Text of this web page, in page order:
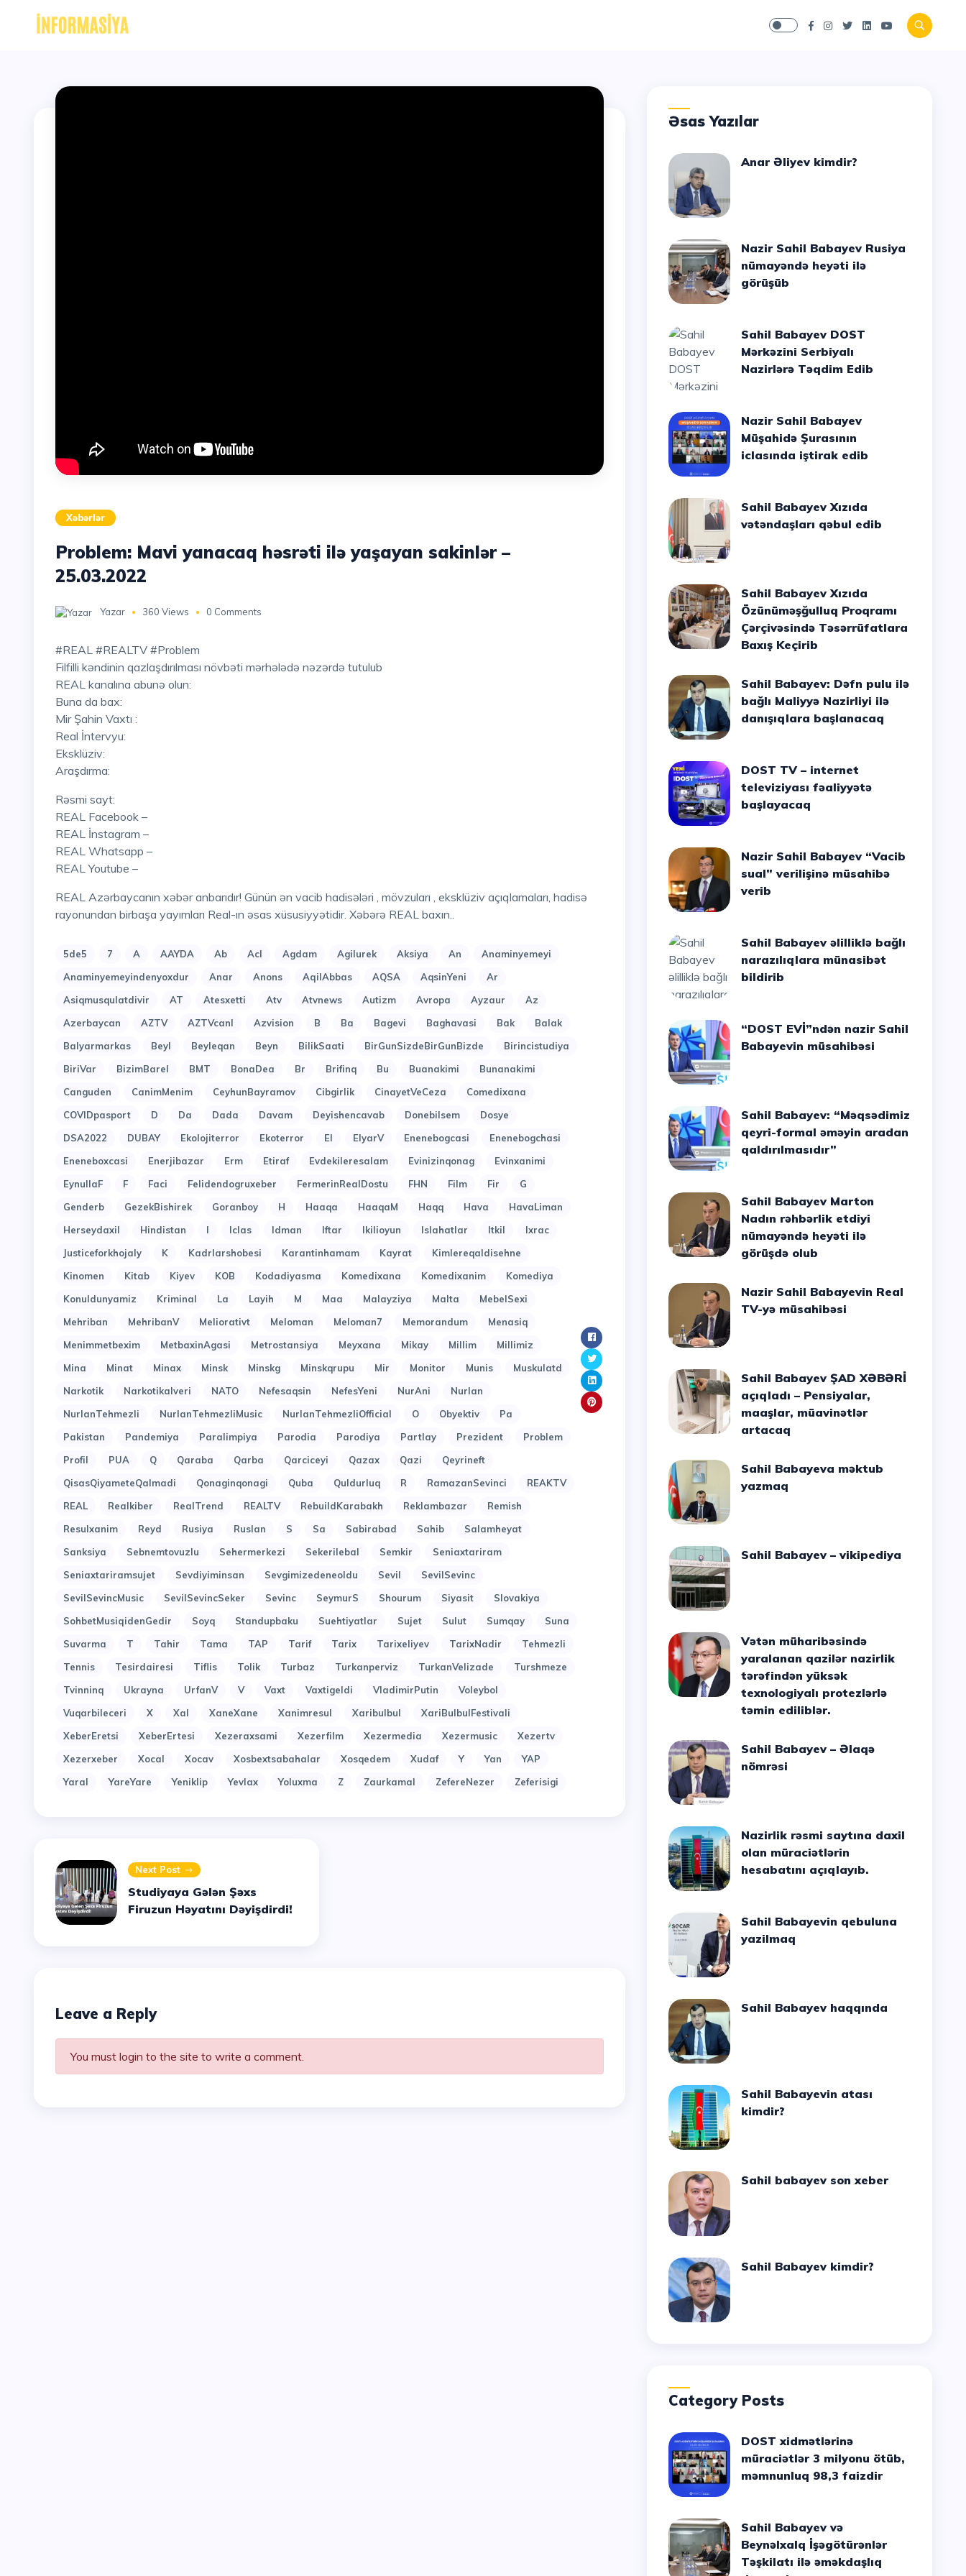
Xəbərlər
Problem: Mavi yanacaq həsrəti ilə yaşayan sakinlər –
25.03.2022
Yazar 360 Views 0 Comments
#REAL #REALTV #Problem
Filfilli kəndinin qazlaşdırılması növbəti mərhələdə nəzərdə tutulub
REAL kanalına abunə olun:
Buna da bax:
Mir Şahin Vaxtı :
Real İntervyu:
Eksklüziv:
Araşdırma:
Rəsmi sayt:
REAL Facebook –
REAL İnstagram –
REAL Whatsapp –
REAL Youtube –
REAL Azərbaycanın xəbər anbarıdır! Günün ən vacib hadisələri , mövzuları , eksklüziv açıqlamaları, hadisə
rayonundan birbaşa yayımları Real-ın əsas xüsusiyyətidir. Xəbərə REAL baxın..
5de5 7 A AAYDA Ab Acl Agdam Agilurek Aksiya An
Anaminyemeyi
Anaminyemeyindenyoxdur
Anar Anons AqilAbbas AQSA AqsinYeni
Ar
Asiqmusqulatdivir
AT Atesxetti Atv Atvnews Autizm Avropa Ayzaur
Az
Azerbaycan
AZTV AZTVcanl Azvision B Ba Bagevi Baghavasi Bak
Balak
Balyarmarkas
Beyl Beyleqan Beyn BilikSaati BirGunSizdeBirGunBizde
Birincistudiya
BiriVar
BizimBarel BMT BonaDea Br Brifinq Bu Buanakimi
Bunanakimi
Canguden
CanimMenim CeyhunBayramov Cibgirlik CinayetVeCeza
Comedixana
COVIDpasport
D Da Dada Davam Deyishencavab Donebilsem
Dosye
DSA2022
DUBAY Ekolojiterror Ekoterror El ElyarV Enenebogcasi
Enenebogchasi
Eneneboxcasi
Enerjibazar Erm Etiraf Evdekileresalam Evinizinqonag
Evinxanimi
EynullaF
F Faci Felidendogruxeber FermerinRealDostu FHN Film Fir
G
Genderb
GezekBishirek Goranboy H Haaqa HaaqaM Haqq Hava
HavaLiman
Herseydaxil
Hindistan I Iclas Idman Iftar Ikilioyun Islahatlar Itkil
Ixrac
Justiceforkhojaly
K Kadrlarshobesi Karantinhamam Kayrat
Kimlereqaldisehne
Kinomen
Kitab Kiyev KOB Kodadiyasma Komedixana Komedixanim
Komediya
Konuldunyamiz
Kriminal La Layih M Maa Malayziya Malta
MebelSexi
Mehriban
MehribanV Meliorativt Meloman Meloman7 Memorandum
Menasiq
Menimmetbexim
MetbaxinAgasi Metrostansiya Meyxana Mikay Millim
Millimiz
Mina
Minat Minax Minsk Minskg Minskqrupu Mir Monitor Munis
Muskulatd
Narkotik
Narkotikalveri NATO Nefesaqsin NefesYeni NurAni
Nurlan
NurlanTehmezli
NurlanTehmezliMusic NurlanTehmezliOfficial O Obyektiv
Pa
Pakistan
Pandemiya Paralimpiya Parodia Parodiya Partlay Prezident
Problem
Profil
PUA Q Qaraba Qarba Qarciceyi Qazax Qazi
Qeyrineft
QisasQiyameteQalmadi
Qonaginqonagi Quba Quldurluq R RamazanSevinci
REAKTV
REAL
Realkiber RealTrend REALTV RebuildKarabakh Reklambazar
Remish
Resulxanim
Reyd Rusiya Ruslan S Sa Sabirabad Sahib
Salamheyat
Sanksiya
Sebnemtovuzlu Sehermerkezi Sekerilebal Semkir
Seniaxtariram
Seniaxtariramsujet
Sevdiyiminsan Sevgimizedeneoldu Sevil
SevilSevinc
SevilSevincMusic
SevilSevincSeker Sevinc SeymurS Shourum Siyasit
Slovakiya
SohbetMusiqidenGedir
Soyq Standupbaku Suehtiyatlar Sujet Sulut Sumqay
Suna
Suvarma
T Tahir Tama TAP Tarif Tarix Tarixeliyev TarixNadir
Tehmezli
Tennis
Tesirdairesi Tiflis Tolik Turbaz Turkanperviz TurkanVelizade
Turshmeze
Tvinninq
Ukrayna UrfanV V Vaxt Vaxtigeldi VladimirPutin
Voleybol
Vuqarbileceri
X Xal XaneXane Xanimresul Xaribulbul
XariBulbulFestivali
XeberEretsi
XeberErtesi Xezeraxsami Xezerfilm Xezermedia Xezermusic
Xezertv
Xezerxeber
Xocal Xocav Xosbextsabahalar Xosqedem Xudaf Y Yan
YAP
Yaral
YareYare Yeniklip Yevlax Yoluxma Z Zaurkamal ZefereNezer Zeferisigi
Next Post
Studiyaya Gələn Şəxs
Firuzun Həyatını Dəyişdirdi!
Leave a Reply
You must login to the site to write a comment.
Əsas Yazılar
Anar Əliyev kimdir?
Nazir Sahil Babayev Rusiya
nümayəndə heyəti ilə
görüşüb
Sahil Babayev DOST
Mərkəzini Serbiyalı
Nazirlərə Təqdim Edib
Nazir Sahil Babayev
Müşahidə Şurasının
iclasında iştirak edib
Sahil Babayev Xızıda
vətəndaşları qəbul edib
Sahil Babayev Xızıda
Özünüməşğulluq Proqramı
Çərçivəsində Təsərrüfatlara
Baxış Keçirib
Sahil Babayev: Dəfn pulu ilə
bağlı Maliyyə Nazirliyi ilə
danışıqlara başlanacaq
DOST TV – internet
televiziyası fəaliyyətə
başlayacaq
Nazir Sahil Babayev “Vacib
sual” verilişinə müsahibə
verib
Sahil Babayev əlilliklə bağlı
narazılıqlara münasibət
bildirib
“DOST EVİ”ndən nazir Sahil
Babayevin müsahibəsi
Sahil Babayev: “Məqsədimiz
qeyri-formal əməyin aradan
qaldırılmasıdır”
Sahil Babayev Marton
Nadın rəhbərlik etdiyi
nümayəndə heyəti ilə
görüşdə olub
Nazir Sahil Babayevin Real
TV-yə müsahibəsi
Sahil Babayev ŞAD XƏBƏRİ
açıqladı – Pensiyalar,
maaşlar, müavinətlər
artacaq
Sahil Babayeva məktub
yazmaq
Sahil Babayev – vikipediya
Vətən müharibəsində
yaralanan qazilər nazirlik
tərəfindən yüksək
texnologiyalı protezlərlə
təmin ediliblər.
Sahil Babayev – Əlaqə
nömrəsi
Nazirlik rəsmi saytına daxil
olan müraciətlərin
hesabatını açıqlayıb.
Sahil Babayevin qebuluna
yazilmaq
Sahil Babayev haqqında
Sahil Babayevin atası
kimdir?
Sahil babayev son xeber
Sahil Babayev kimdir?
Category Posts
DOST xidmətlərinə
müraciətlər 3 milyonu ötüb,
məmnunluq 98,3 faizdir
Sahil Babayev və
Beynəlxalq İşəgötürənlər
Təşkilatı ilə əməkdaşlıq